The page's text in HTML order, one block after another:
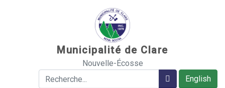
Municipalité de Clare
Nouvelle-Écosse
English
Rechercher Rechercher